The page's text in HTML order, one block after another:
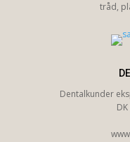
tråd,
Dentalkunder